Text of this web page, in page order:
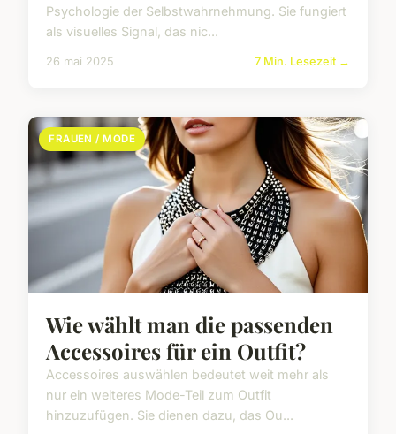
Psychologie der Selbstwahrnehmung. Sie fungiert
als visuelles Signal, das nic...
26 mai 2025 7 Min. Lesezeit →
FRAUEN / MODE
Wie wählt man die passenden
Accessoires für ein Outfit?
Accessoires auswählen bedeutet weit mehr als
nur ein weiteres Mode-Teil zum Outfit
hinzuzufügen. Sie dienen dazu, das Ou...